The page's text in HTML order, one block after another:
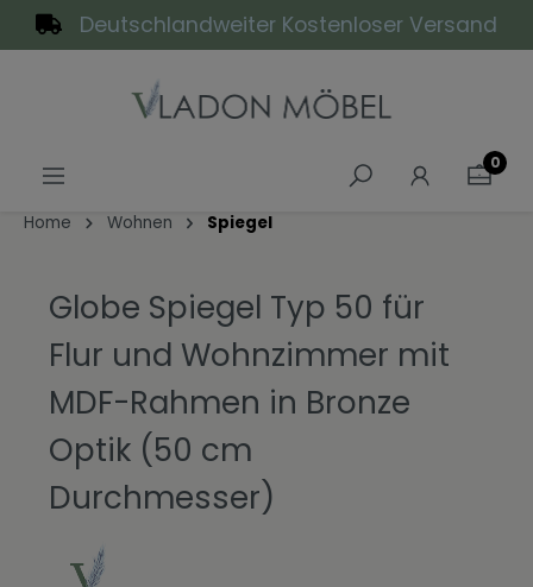
springenDeutschlandweiter Kostenloser Versand
0
Home Wohnen Spiegel
Globe Spiegel Typ 50 für
Flur und Wohnzimmer mit
MDF-Rahmen in Bronze
Optik (50 cm
Durchmesser)